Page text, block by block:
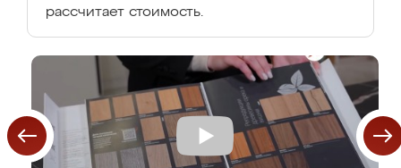
рассчитает стоимость.